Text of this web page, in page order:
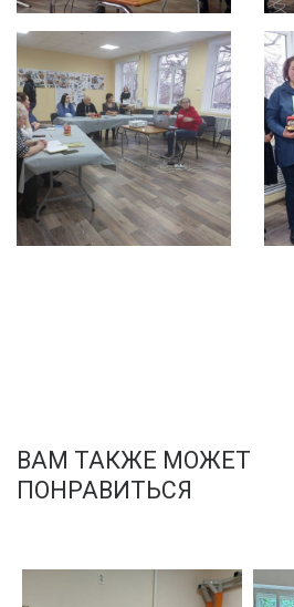
ВАМ ТАКЖЕ МОЖЕТ
ПОНРАВИТЬСЯ